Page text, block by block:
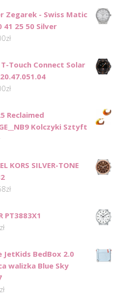
Zegarek - Swiss Matic
41 25 50 Silver
zł
Touch Connect Solar
zł
Reclaimed
Kolczyki Sztyft
KORS SILVER-TONE
zł
PT3883X1
zł
JetKids BedBox 2.0
walizka Blue Sky
zł